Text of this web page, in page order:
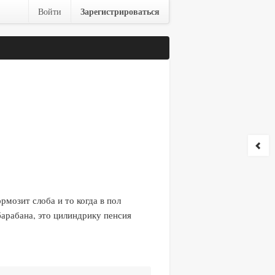
Войти Зарегистрироваться
слоба и то когда в пол
это цилиндрику пенсия